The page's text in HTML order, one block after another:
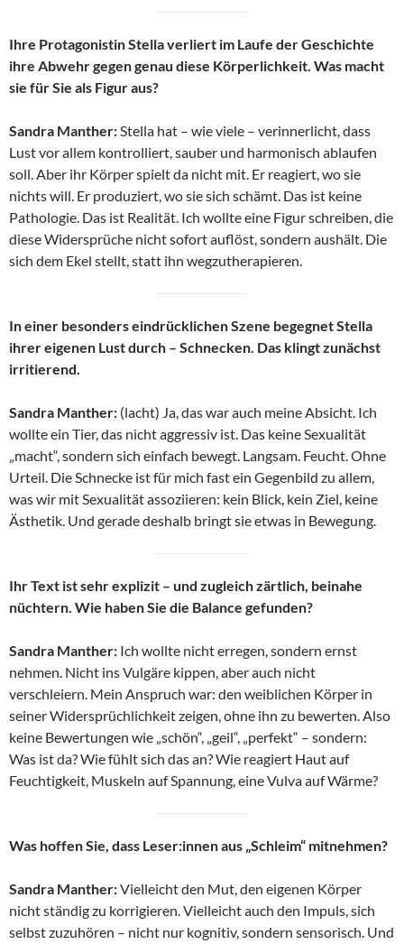
Ihre Protagonistin Stella verliert im Laufe der Geschichte
ihre Abwehr gegen genau diese Körperlichkeit. Was macht
sie für Sie als Figur aus?
Sandra Manther:Stella hat – wie viele – verinnerlicht, dass
Lust vor allem kontrolliert, sauber und harmonisch ablaufen
soll. Aber ihr Körper spielt da nicht mit. Er reagiert, wo sie
nichts will. Er produziert, wo sie sich schämt. Das ist keine
Pathologie. Das ist Realität. Ich wollte eine Figur schreiben, die
diese Widersprüche nicht sofort auflöst, sondern aushält. Die
sich dem Ekel stellt, statt ihn wegzutherapieren.
In einer besonders eindrücklichen Szene begegnet Stella
ihrer eigenen Lust durch – Schnecken. Das klingt zunächst
irritierend.
Sandra Manther: (lacht) Ja, das war auch meine Absicht. Ich
wollte ein Tier, das nicht aggressiv ist. Das keine Sexualität
„macht“, sondern sich einfach bewegt. Langsam. Feucht. Ohne
Urteil. Die Schnecke ist für mich fast ein Gegenbild zu allem,
was wir mit Sexualität assoziieren: kein Blick, kein Ziel, keine
Ästhetik. Und gerade deshalb bringt sie etwas in Bewegung.
Ihr Text ist sehr explizit – und zugleich zärtlich, beinahe
nüchtern. Wie haben Sie die Balance gefunden?
Sandra Manther: Ich wollte nicht erregen, sondern ernst
nehmen. Nicht ins Vulgäre kippen, aber auch nicht
verschleiern. Mein Anspruch war: den weiblichen Körper in
seiner Widersprüchlichkeit zeigen, ohne ihn zu bewerten. Also
keine Bewertungen wie „schön“, „geil“, „perfekt“ – sondern:
Was ist da? Wie fühlt sich das an? Wie reagiert Haut auf
Feuchtigkeit, Muskeln auf Spannung, eine Vulva auf Wärme?
Was hoffen Sie, dass Leser:innen aus „Schleim“ mitnehmen?
Sandra Manther:Vielleicht den Mut, den eigenen Körper
nicht ständig zu korrigieren. Vielleicht auch den Impuls, sich
selbst zuzuhören – nicht nur kognitiv, sondern sensorisch. Und